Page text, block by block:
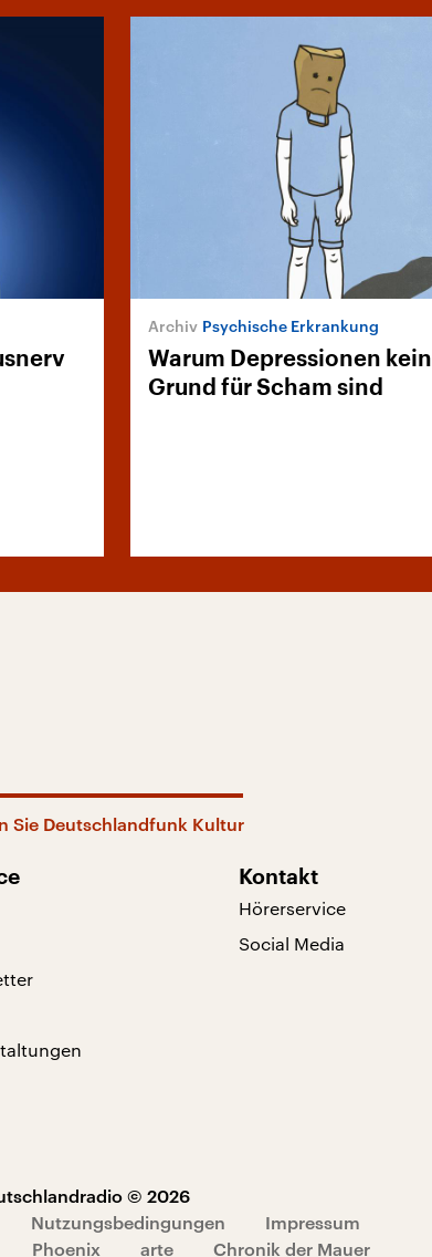
Psychische Erkrankung
Warum Depressionen kein
Grund für Scham sind
Sie Deutschlandfunk Kultur
Kontakt
Hörerservice
Social Media
© 2026
Nutzungsbedingungen
Impressum
Phoenix arte Chronik der Mauer